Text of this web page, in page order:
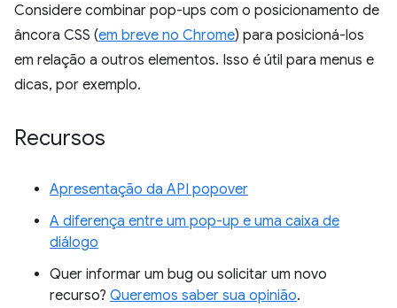
Considere combinar pop-ups com o posicionamento de
âncora CSS (em breve no Chrome) para posicioná-los
em relação a outros elementos. Isso é útil para menus e
dicas, por exemplo.
Recursos
Apresentação da API popover
A diferença entre um pop-up e uma caixa de
diálogo
Quer informar um bug ou solicitar um novo
recurso? Queremos saber sua opinião.